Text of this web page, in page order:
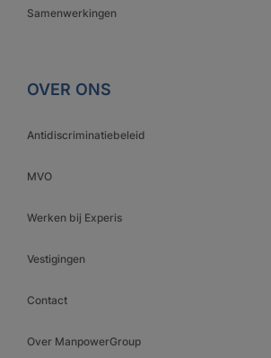
Samenwerkingen
OVER ONS
Antidiscriminatiebeleid
MVO
Werken bij Experis
Vestigingen
Contact
Over ManpowerGroup